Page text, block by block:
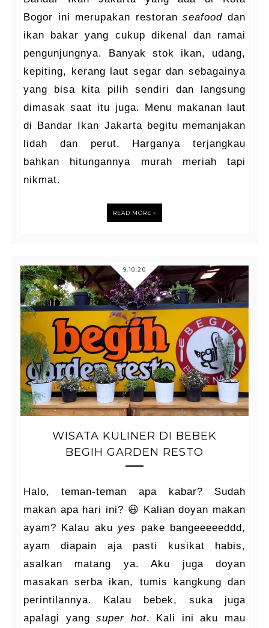
Bogor ini merupakan restoranseafood dan
ikan bakar yang cukup dikenal dan ramai
pengunjungnya. Banyak stok ikan, udang,
kepiting, kerang laut segar dan sebagainya
yang bisa kita pilih sendiri dan langsung
dimasak saat itu juga. Menu makanan laut
di Bandar Ikan Jakarta begitu memanjakan
lidah dan perut. Harganya terjangkau
bahkan hitungannya murah meriah tapi
nikmat.
READ MORE »
9.10.20
WISATA KULINER DI BEBEK
BEGIH GARDEN RESTO
Halo, teman-teman apa kabar? Sudah
makan apa hari ini? 😃 Kalian doyan makan
ayam? Kalau aku yes
pake bangeeeeeddd,
ayam diapain aja pasti kusikat habis,
asalkan matang ya. Aku juga doyan
masakan serba ikan, tumis kangkung dan
perintilannya. Kalau bebek, suka juga
apalagi yangsuper hot. Kali ini aku mau